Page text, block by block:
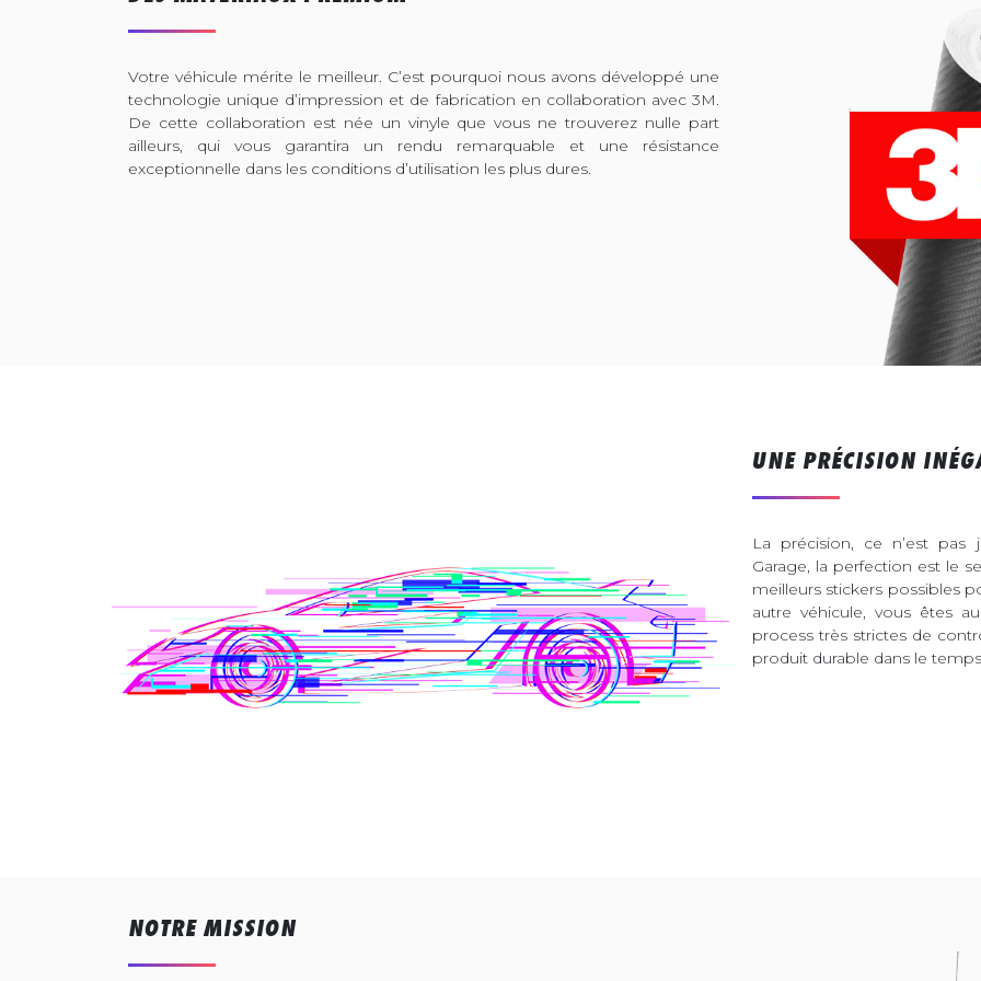
Votre véhicule mérite le meilleur. C’est pourquoi nous avons développé une
technologie unique d’impression et de fabrication en collaboration avec 3M.
De cette collaboration est née un vinyle que vous ne trouverez nulle part
ailleurs, qui vous garantira un rendu remarquable et une résistance
exceptionnelle dans les conditions d’utilisation les plus dures.
UNE PRÉCISION
La précision, ce n’est pas
Garage, la perfection est le
meilleurs stickers possibles
autre véhicule, vous êtes
process très strictes de
produit durable dans le
NOTRE MISSION